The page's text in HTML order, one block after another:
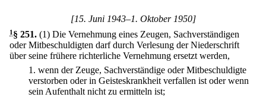
[15. Juni 1943–1. Oktober 1950]
1§ 251. (1) Die Vernehmung eines Zeugen, Sachverständigen
oder Mitbeschuldigten darf durch Verlesung der Niederschrift
über seine frühere richterliche Vernehmung ersetzt werden,
1. wenn der Zeuge, Sachverständige oder Mitbeschuldigte
verstorben oder in Geisteskrankheit verfallen ist oder wenn
sein Aufenthalt nicht zu ermitteln ist;